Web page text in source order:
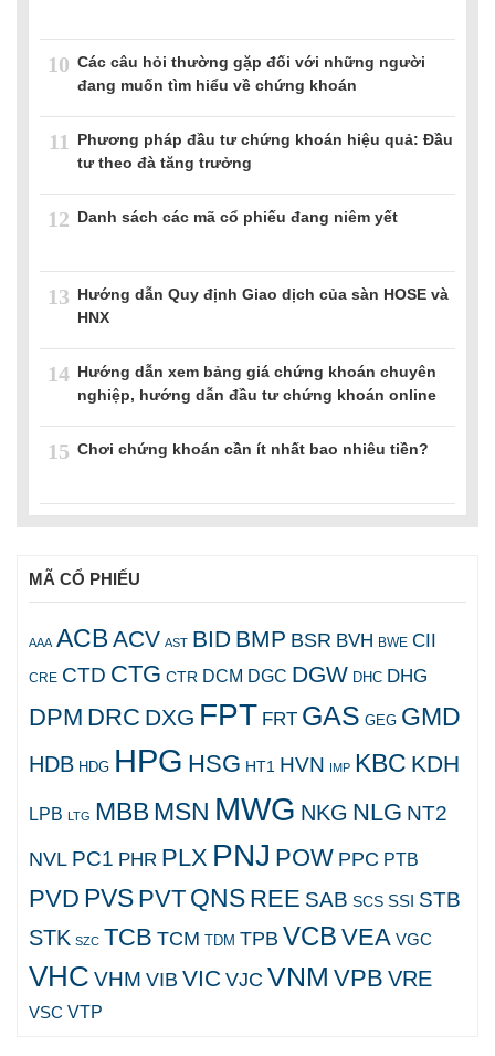
10 Các câu hỏi thường gặp đối với những người
đang muốn tìm hiểu về chứng khoán
11
Phương pháp đầu tư chứng khoán hiệu quả: Đầu
tư theo đà tăng trưởng
12 Danh sách các mã cổ phiếu đang niêm yết
13 Hướng dẫn Quy định Giao dịch của sàn HOSE và
HNX
14 Hướng dẫn xem bảng giá chứng khoán chuyên
nghiệp, hướng dẫn đầu tư chứng khoán online
15 Chơi chứng khoán cần ít nhất bao nhiêu tiền?
MÃ CỔ PHIẾU
AAA ACBACV AST BID BMP BSR BVH BWE CII
CRE CTD CTG CTR DCM DGC DGW DHC DHG
DPM DRC DXG FPT FRT GAS GEG GMD
HDB HDG HPG HSG HT1 HVN IMP KBC KDH
LPB LTG MBBMSN MWG NKG NLG NT2
NVL PC1 PHR PLX PNJ POW PPC PTB
PVD PVS PVT QNS REE SAB SCS SSI STB
STK SZC TCB TCM TDM TPB VCB VEA VGC
VHC VHM VIB VICVJC VNM VPB VRE
VSC VTP